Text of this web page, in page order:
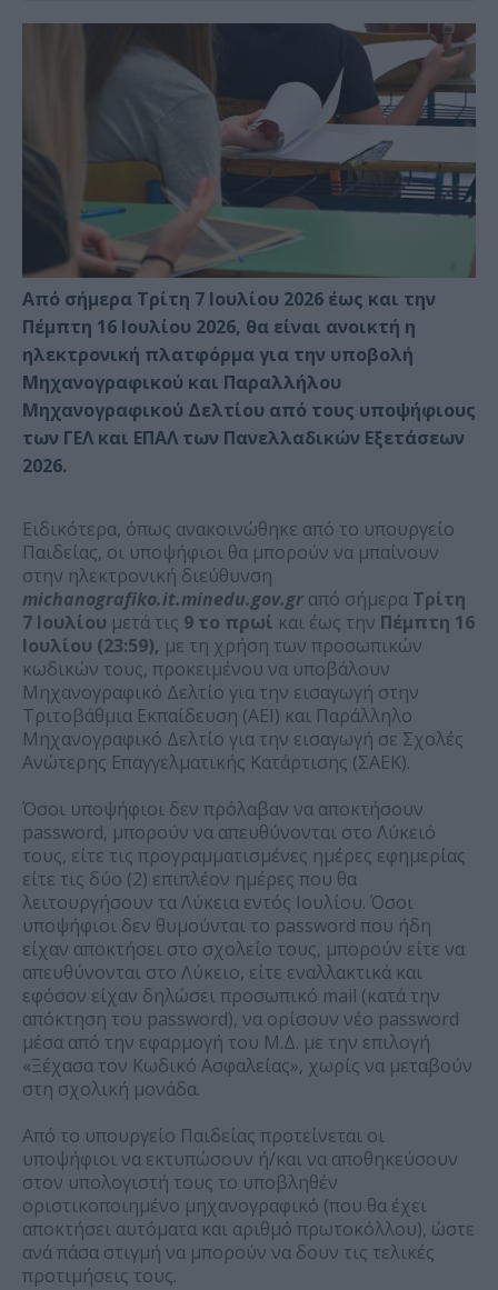
Από σήμερα Τρίτη 7 Ιουλίου 2026 έως και την
Πέμπτη 16 Ιουλίου 2026, θα είναι ανοικτή η
ηλεκτρονική πλατφόρμα για την υποβολή
Μηχανογραφικού και Παραλλήλου
Μηχανογραφικού Δελτίου από τους υποψήφιους
των ΓΕΛ και ΕΠΑΛ των Πανελλαδικών Εξετάσεων
2026.
Ειδικότερα, όπως ανακοινώθηκε από το υπουργείο
Παιδείας, οι υποψήφιοι θα μπορούν να μπαίνουν
στην ηλεκτρονική διεύθυνση
michanografiko.it.minedu.gov.gr από σήμερα Τρίτη
7 Ιουλίου μετά τις 9 το πρωί και έως την Πέμπτη 16
Ιουλίου (23:59), με τη χρήση των προσωπικών
κωδικών τους, προκειμένου να υποβάλουν
Μηχανογραφικό Δελτίο για την εισαγωγή στην
Τριτοβάθμια Εκπαίδευση (ΑΕΙ) και Παράλληλο
Μηχανογραφικό Δελτίο για την εισαγωγή σε Σχολές
Ανώτερης Επαγγελματικής Κατάρτισης (ΣΑΕΚ).
Όσοι υποψήφιοι δεν πρόλαβαν να αποκτήσουν
password, μπορούν να απευθύνονται στο Λύκειό
τους, είτε τις προγραμματισμένες ημέρες εφημερίας
είτε τις δύο (2) επιπλέον ημέρες που θα
λειτουργήσουν τα Λύκεια εντός Ιουλίου. Όσοι
υποψήφιοι δεν θυμούνται το password που ήδη
είχαν αποκτήσει στο σχολείο τους, μπορούν είτε να
απευθύνονται στο Λύκειο, είτε εναλλακτικά και
εφόσον είχαν δηλώσει προσωπικό mail (κατά την
απόκτηση του password), να ορίσουν νέο password
μέσα από την εφαρμογή του Μ.Δ. με την επιλογή
«Ξέχασα τον Κωδικό Ασφαλείας», χωρίς να μεταβούν
στη σχολική μονάδα.
Από το υπουργείο Παιδείας προτείνεται οι
υποψήφιοι να εκτυπώσουν ή/και να αποθηκεύσουν
στον υπολογιστή τους το υποβληθέν
οριστικοποιημένο μηχανογραφικό (που θα έχει
αποκτήσει αυτόματα και αριθμό πρωτοκόλλου), ώστε
ανά πάσα στιγμή να μπορούν να δουν τις τελικές
προτιμήσεις τους.